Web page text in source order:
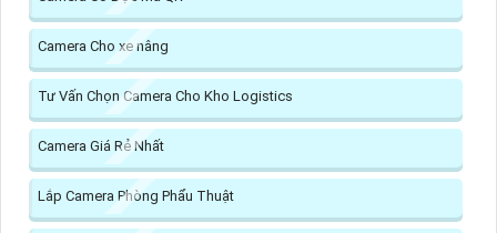
Camera Cho xe nâng
Tư Vấn Chọn Camera Cho Kho Logistics
Camera Giá Rẻ Nhất
Lắp Camera Phòng Phẩu Thuật